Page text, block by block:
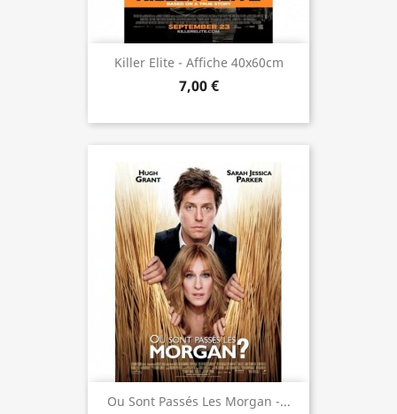
Killer Elite - Affiche 40x60cm
7,00 €
Ou Sont Passés Les Morgan -...